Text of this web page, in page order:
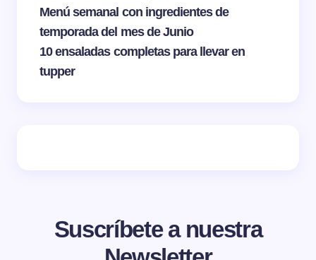
Menú semanal con ingredientes de
temporada del mes de Junio
10 ensaladas completas para llevar en
tupper
Suscríbete a nuestra